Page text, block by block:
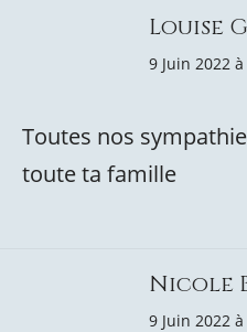
Louise
9 Juin 2022
Toutes nos
toute ta famille
Nicole
9 Juin 2022